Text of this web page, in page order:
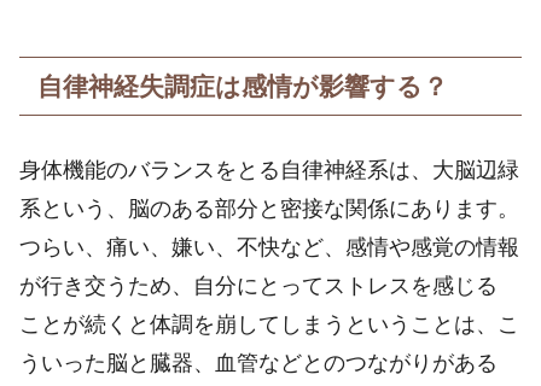
自律神経失調症は感情が影響する？
身体機能のバランスをとる自律神経系は、大脳辺緑
系という、脳のある部分と密接な関係にあります。
つらい、痛い、嫌い、不快など、感情や感覚の情報
が行き交うため、自分にとってストレスを感じる
ことが続くと体調を崩してしまうということは、こ
ういった脳と臓器、血管などとのつながりがある